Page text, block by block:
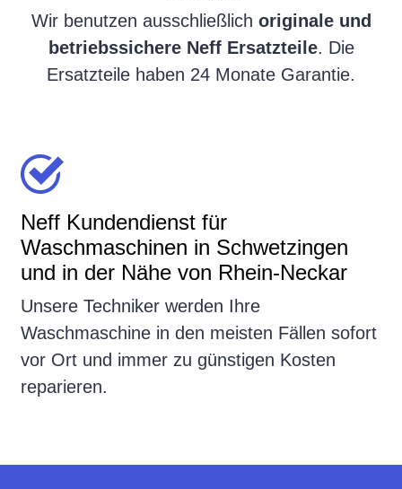
Wir benutzen ausschließlich originale und
betriebssichere Neff Ersatzteile. Die
Ersatzteile haben 24 Monate Garantie.
Neff Kundendienst für
Waschmaschinen in Schwetzingen
und in der Nähe von Rhein-Neckar
Unsere Techniker werden Ihre
Waschmaschine in den meisten Fällen sofort
vor Ort und immer zu günstigen Kosten
reparieren.